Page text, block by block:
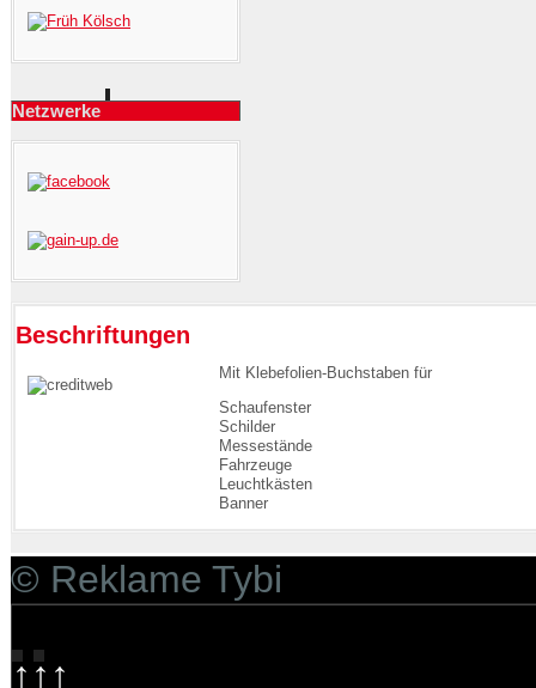
Netzwerke
Beschriftungen
Mit Klebefolien-Buchstaben für
Schaufenster
Schilder
Messestände
Fahrzeuge
Leuchtkästen
Banner
© Reklame Tybi
↑↑↑